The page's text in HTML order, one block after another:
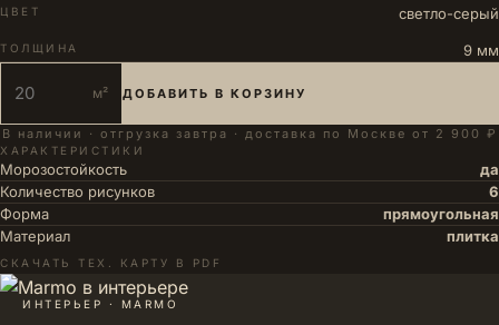
ЦВЕТ светло-серый
ТОЛЩИНА 9 мм
м² ДОБАВИТЬ В КОРЗИНУ
В наличии · отгрузка завтра · доставка по Москве от 2 900 ₽
ХАРАКТЕРИСТИКИ
Морозостойкость
да
Количество рисунков
6
Форма
прямоугольная
Материал
плитка
СКАЧАТЬ ТЕХ. КАРТУ В PDF
ИНТЕРЬЕР · MARMO